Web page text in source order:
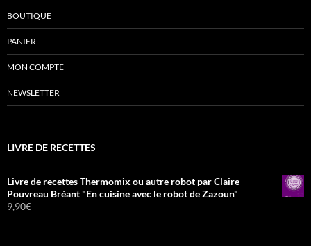
BOUTIQUE
PANIER
MON COMPTE
NEWSLETTER
LIVRE DE RECETTES
Livre de recettes Thermomix ou autre robot par Claire
Pouvreau Bréant "En cuisine avec le robot de Zazoun"
9,90€